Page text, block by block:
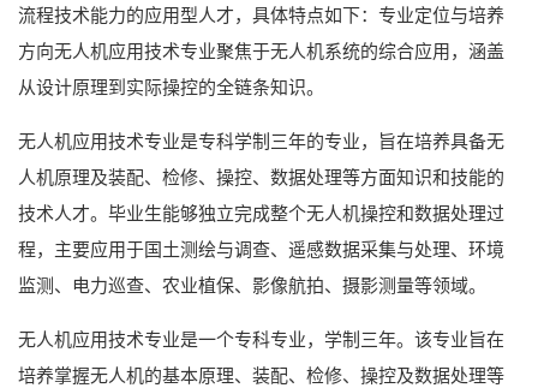
流程技术能力的应用型人才，具体特点如下：专业定位与培养
方向无人机应用技术专业聚焦于无人机系统的综合应用，涵盖
从设计原理到实际操控的全链条知识。
无人机应用技术专业是专科学制三年的专业，旨在培养具备无
人机原理及装配、检修、操控、数据处理等方面知识和技能的
技术人才。毕业生能够独立完成整个无人机操控和数据处理过
程，主要应用于国土测绘与调查、遥感数据采集与处理、环境
监测、电力巡查、农业植保、影像航拍、摄影测量等领域。
无人机应用技术专业是一个专科专业，学制三年。该专业旨在
培养掌握无人机的基本原理、装配、检修、操控及数据处理等